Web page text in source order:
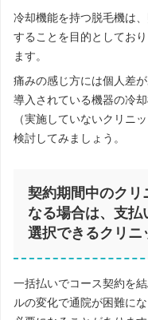
冷却機能を持つ脱毛機は
することを目的としてお
ます。
痛みの感じ方には個人差
導入されている機器の冷
（実施していないクリニ
検討してみましょう。
契約期間中のクリ
なる場合は、支払
選択できるクリニ
一括払いでコース契約を
ルの変化で通院が困難に